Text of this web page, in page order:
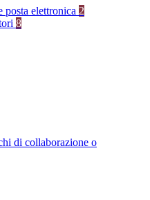
posta elettronica 2
8
di collaborazione o